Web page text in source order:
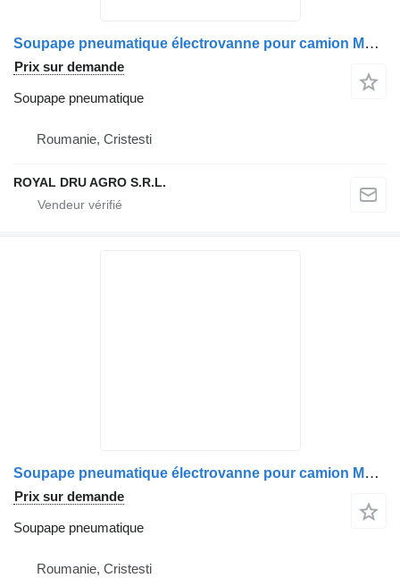
Soupape pneumatique électrovanne pour camion MAN 81981386528 / 81981386525
Prix sur demande
Soupape pneumatique
Roumanie, Cristesti
ROYAL DRU AGRO S.R.L.
Soupape pneumatique électrovanne pour camion MAN 51259020084 / 51259020123 / 5129020123 / 51259020082
Prix sur demande
Soupape pneumatique
Roumanie, Cristesti